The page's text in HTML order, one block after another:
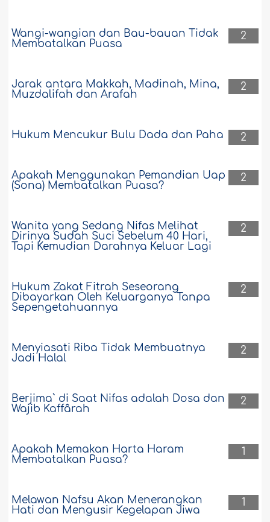
2
Wangi-wangian dan Bau-bauan Tidak
Membatalkan Puasa
2
Jarak antara Makkah, Madinah, Mina,
Muzdalifah dan Arafah
2
Hukum Mencukur Bulu Dada dan Paha
2
Apakah Menggunakan Pemandian Uap
(Sona) Membatalkan Puasa?
2
Wanita yang Sedang Nifas Melihat
Dirinya Sudah Suci Sebelum 40 Hari,
Tapi Kemudian Darahnya Keluar Lagi
2
Hukum Zakat Fitrah Seseorang
Dibayarkan Oleh Keluarganya Tanpa
Sepengetahuannya
2
Menyiasati Riba Tidak Membuatnya
Jadi Halal
2
Berjima` di Saat Nifas adalah Dosa dan
Wajib Kaffârah
1
Apakah Memakan Harta Haram
Membatalkan Puasa?
1
Melawan Nafsu Akan Menerangkan
Hati dan Mengusir Kegelapan Jiwa